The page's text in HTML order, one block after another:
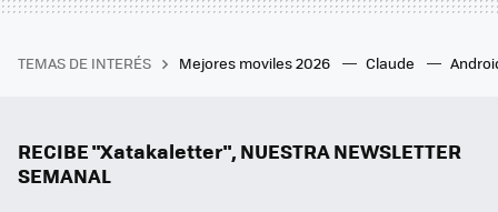
TEMAS DE INTERÉS Mejores moviles 2026 Claude
RECIBE "Xatakaletter", NUESTRA NEWSLETTER
SEMANAL